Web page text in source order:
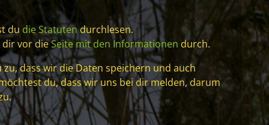
du die Statutendurchlesen.
dir vor dieSeite mit den Informationen durch.
dass wir die Daten speichern und auch
du, dass wir uns bei dir melden, darum